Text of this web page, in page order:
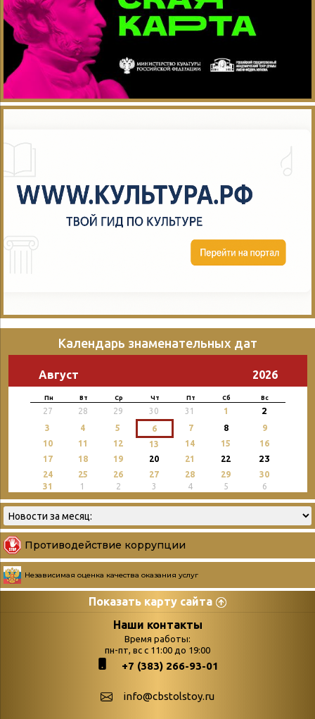
Календарь знаменательных дат
Август 2026
Пн Вт Ср Чт Пт Сб Вс
27 28 29 30 31 1 2
3 4 5 6 7 8
9
10
11 12 13 14 15
16
17
18 19 20 21 22 23
24 25 26 27 28 29
30
31
1 2 3 4 5 6
Противодействие коррупции
Независимая оценка качества оказания услуг
Показать карту сайта
Страницы
podvedenie-itogov-festivalya-
paskhalnaya-palitra
поступлений
Война. Народ.
Наши контакты
Время работы:
пн-пт, вс с 11:00 до 19:00
+7 (383) 266-93-01
info@cbstolstoy.ru